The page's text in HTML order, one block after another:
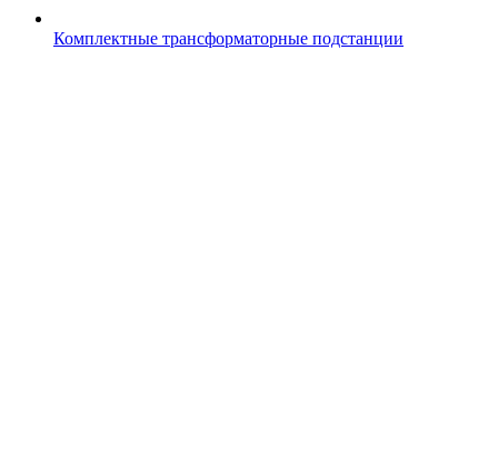
Комплектные трансформаторные подстанции